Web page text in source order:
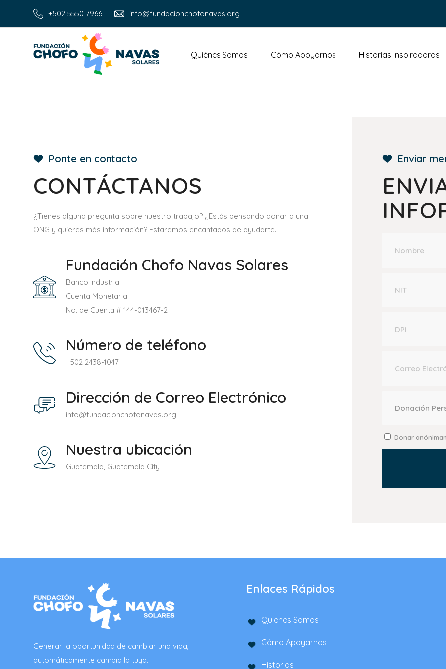
+502 5550 7966 info@fundacionchofonavas.org
Quiénes Somos Cómo Apoyarnos Historias Inspiradoras
Ponte en contacto
CONTÁCTANOS
¿Tienes alguna pregunta sobre nuestro trabajo? ¿Estás pensando donar a una
ONG y quieres más información? Estaremos encantados de ayudarte.
Fundación Chofo Navas Solares
Banco Industrial
Cuenta Monetaria
No. de Cuenta # 144-013467-2
Número de teléfono
+502 2438-1047
Dirección de Correo Electrónico
info@fundacionchofonavas.org
Nuestra ubicación
Guatemala, Guatemala City
Enviar
Donar
Generar la oportunidad de cambiar una vida,
automáticamente cambia la tuya.
Enlaces Rápidos
Quienes Somos
Cómo Apoyarnos
Historias